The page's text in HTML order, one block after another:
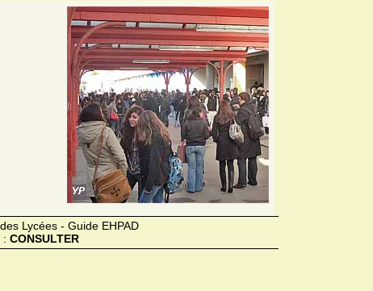
Lycées - Guide EHPAD
: CONSULTER